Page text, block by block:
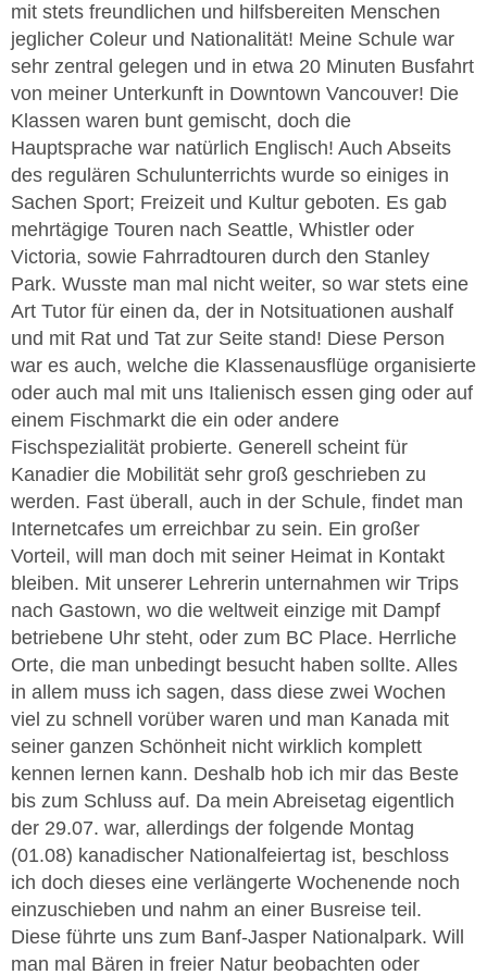
mit stets freundlichen und hilfsbereiten Menschen
jeglicher Coleur und Nationalität! Meine Schule war
sehr zentral gelegen und in etwa 20 Minuten Busfahrt
von meiner Unterkunft in Downtown Vancouver! Die
Klassen waren bunt gemischt, doch die
Hauptsprache war natürlich Englisch! Auch Abseits
des regulären Schulunterrichts wurde so einiges in
Sachen Sport; Freizeit und Kultur geboten. Es gab
mehrtägige Touren nach Seattle, Whistler oder
Victoria, sowie Fahrradtouren durch den Stanley
Park. Wusste man mal nicht weiter, so war stets eine
Art Tutor für einen da, der in Notsituationen aushalf
und mit Rat und Tat zur Seite stand! Diese Person
war es auch, welche die Klassenausflüge organisierte
oder auch mal mit uns Italienisch essen ging oder auf
einem Fischmarkt die ein oder andere
Fischspezialität probierte. Generell scheint für
Kanadier die Mobilität sehr groß geschrieben zu
werden. Fast überall, auch in der Schule, findet man
Internetcafes um erreichbar zu sein. Ein großer
Vorteil, will man doch mit seiner Heimat in Kontakt
bleiben. Mit unserer Lehrerin unternahmen wir Trips
nach Gastown, wo die weltweit einzige mit Dampf
betriebene Uhr steht, oder zum BC Place. Herrliche
Orte, die man unbedingt besucht haben sollte. Alles
in allem muss ich sagen, dass diese zwei Wochen
viel zu schnell vorüber waren und man Kanada mit
seiner ganzen Schönheit nicht wirklich komplett
kennen lernen kann. Deshalb hob ich mir das Beste
bis zum Schluss auf. Da mein Abreisetag eigentlich
der 29.07. war, allerdings der folgende Montag
(01.08) kanadischer Nationalfeiertag ist, beschloss
ich doch dieses eine verlängerte Wochenende noch
einzuschieben und nahm an einer Busreise teil.
Diese führte uns zum Banf-Jasper Nationalpark. Will
man mal Bären in freier Natur beobachten oder